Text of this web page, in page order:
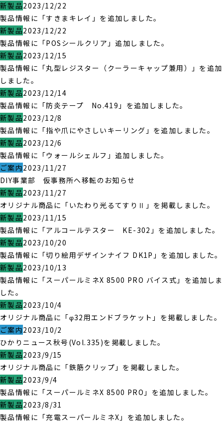
新製品2023/12/22
製品情報に「すきまキレイ」を追加しました。
新製品2023/12/22
製品情報に「POSシールクリア」追加しました。
新製品2023/12/15
製品情報に「丸型レジスター（クーラーキャップ兼用）」を追加
しました。
新製品2023/12/14
製品情報に「防炎テープ No.419」を追加しました。
新製品2023/12/8
製品情報に「指や爪にやさしいキーリング」を追加しました。
新製品2023/12/6
製品情報に「ウォールシェルフ」追加しました。
ご案内2023/11/27
DIY事業部 仮事務所へ移転のお知らせ
新製品2023/11/27
オリジナル商品に「いたわり光るてすりⅡ」を掲載しました。
新製品2023/11/15
製品情報に「アルコールテスター KE-302」を追加しました。
新製品2023/10/20
製品情報に「切り絵用デザインナイフ DK1P」を追加しました。
新製品2023/10/13
製品情報に「スーパールミネX 8500 PRO バイス式」を追加しま
した。
新製品2023/10/4
オリジナル商品に「φ32用エンドブラケット」を掲載しました。
ご案内2023/10/2
ひかりニュース秋号(Vol.335)を掲載しました。
新製品2023/9/15
オリジナル商品に「鉄筋クリップ」を掲載しました。
新製品2023/9/4
製品情報に「スーパールミネX 8500 PRO」を追加しました。
新製品2023/8/31
製品情報に「充電スーパールミネX」を追加しました。